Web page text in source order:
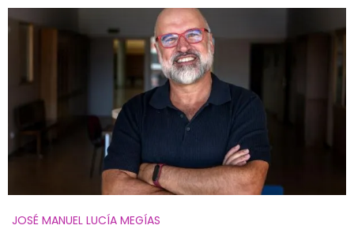
JOSÉ MANUEL LUCÍA MEGÍAS